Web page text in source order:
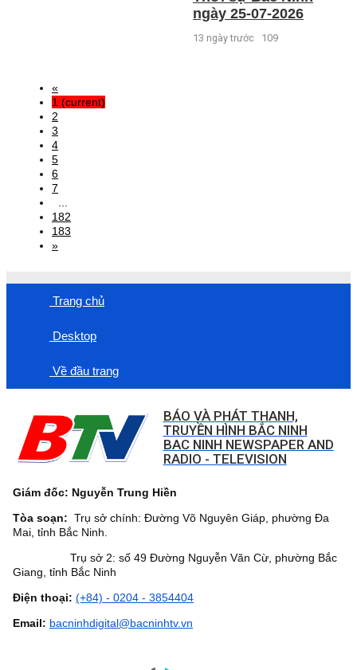
ngày 25-07-2026
13 ngày trước 109
«
1 (current)
2
3
4
5
6
7
182
183
»
Trang chủ
Desktop
Về đầu trang
BÁO VÀ PHÁT THANH,
TRUYỀN HÌNH BẮC NINH
BAC NINH NEWSPAPER AND
RADIO - TELEVISION
Giám đốc: Nguyễn Trung Hiền
Tòa soạn: Trụ sở chính: Đường Võ Nguyên Giáp, phường Đa
Mai, tỉnh Bắc Ninh.
Trụ sở 2: số 49 Đường Nguyễn Văn Cừ, phường Bắc
Giang, tỉnh Bắc Ninh
Điện thoại: (+84) - 0204 - 3854404
Email: bacninhdigital@bacninhtv.vn